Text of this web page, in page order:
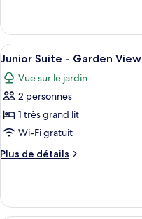
Iconic
Suite
Iconic
Suite
Afficher
toutes
les
photos
pour
ce
type
de
Junior
Suite
5
Junior Suite - Garden View
Vue sur le jardin
2 personnes
1 très grand lit
Wi-Fi gratuit
Plus de détails
Plus
Junior
Suite